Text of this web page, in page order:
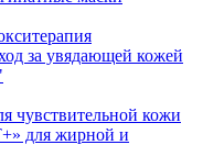
за увядающей кожей
чувствительной кожи
для жирной и